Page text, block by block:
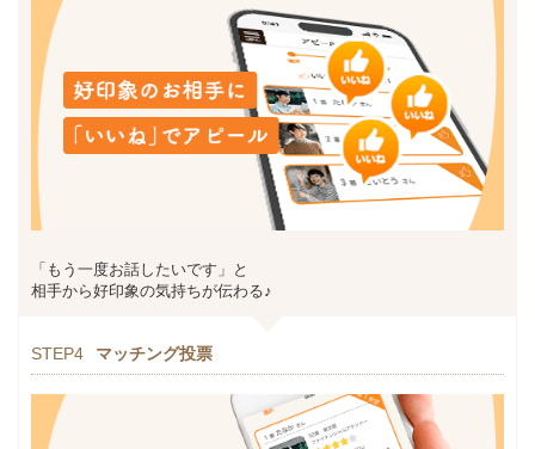
「もう一度お話したいです」と
相手から好印象の気持ちが伝わる♪
STEP4 マッチング投票